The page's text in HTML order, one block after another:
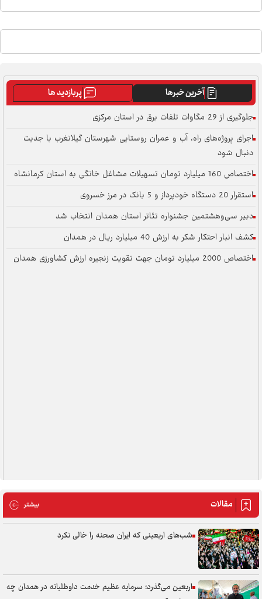
آخرین خبرها
پربازدید ها
جلوگیری از 29 مگاوات تلفات برق در استان مرکزی
اجرای پروژه‌های راه، آب و عمران روستایی شهرستان گیلانغرب با جدیت
دنبال شود
اختصاص 160 میلیارد تومان تسهیلات مشاغل خانگی به استان کرمانشاه
استقرار 20 دستگاه خودپرداز و 5 بانک در مرز خسروی
دبیر سی‌وهشتمین جشنواره تئاتر استان همدان انتخاب شد
کشف انبار احتکار شکر به ارزش 40 میلیارد ریال در همدان
اختصاص 2000 میلیارد تومان جهت تقویت زنجیره ارزش کشاورزی همدان
مقالات بیشتر مقالات
شب‌های اربعینی که ایران صحنه را خالی نکرد
اربعین می‌گذرد؛ سرمایه عظیم خدمت داوطلبانه در همدان چه